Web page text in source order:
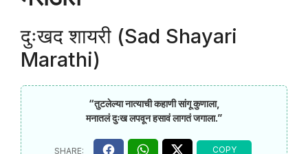
दुःखद शायरी (Sad Shayari
Marathi)
“तुटलेल्या नात्याची कहाणी सांगू कुणाला,
मनातलं दुःख लपवून हसावं लागतं जगाला.”